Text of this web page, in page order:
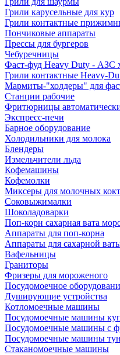
Грили карусельные для кур
Грили контактные
Пончиковые аппараты
Прессы для бургеров
Чебуречницы
Фаст-фуд Heavy Duty - АЗС
Грили контактные Heavy-
Мармиты-"холдеры" для
Станции рабочие
Фритюрницы
Экспресс-печи
Барное оборудование
Холодильники для молока
Блендеры
Измельчители льда
Кофемашины
Кофемолки
Миксеры для молочных
Соковыжималки
Шоколадоварки
Поп-корн сахарная вата
Аппараты для поп-корна
Аппараты для сахарной
Вафельницы
Граниторы
Фризеры для мороженого
Посудомоечное
Душирующие устройства
Котломоечные машины
Посудомоечные машины
Посудомоечные машины с
Посудомоечные машины
Стаканомоечные машины